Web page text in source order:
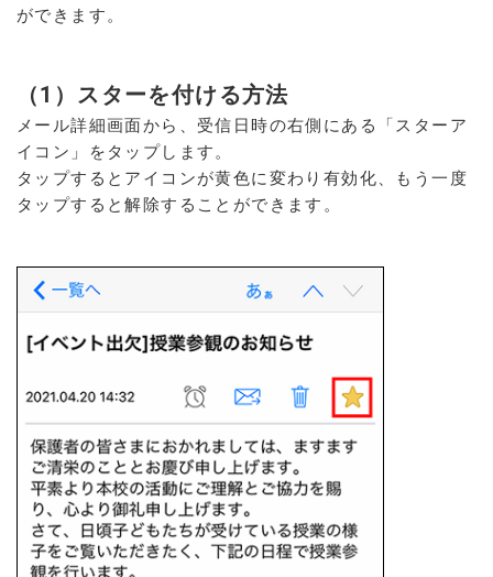
ができます。
（1）スターを付ける方法
メール詳細画面から、受信日時の右側にある「スターア
イコン」をタップします。
タップするとアイコンが黄色に変わり有効化、もう一度
タップすると解除することができます。